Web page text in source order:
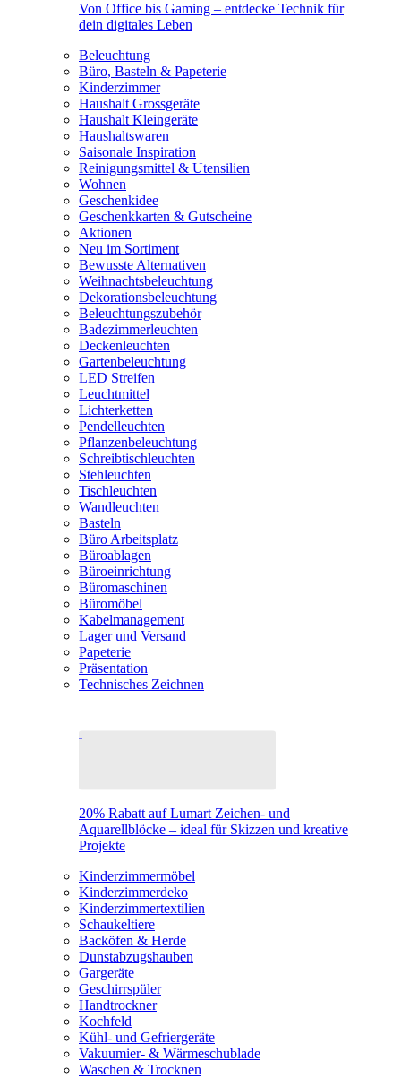
Von Office bis Gaming – entdecke Technik für
dein digitales Leben
Beleuchtung
Büro, Basteln & Papeterie
Kinderzimmer
Haushalt Grossgeräte
Haushalt Kleingeräte
Haushaltswaren
Saisonale Inspiration
Reinigungsmittel & Utensilien
Wohnen
Geschenkidee
Geschenkkarten & Gutscheine
Aktionen
Neu im Sortiment
Bewusste Alternativen
Weihnachtsbeleuchtung
Dekorationsbeleuchtung
Beleuchtungszubehör
Badezimmerleuchten
Deckenleuchten
Gartenbeleuchtung
LED Streifen
Leuchtmittel
Lichterketten
Pendelleuchten
Pflanzenbeleuchtung
Schreibtischleuchten
Stehleuchten
Tischleuchten
Wandleuchten
Basteln
Büro Arbeitsplatz
Büroablagen
Büroeinrichtung
Büromaschinen
Büromöbel
Kabelmanagement
Lager und Versand
Papeterie
Präsentation
Technisches Zeichnen
20% Rabatt auf Lumart Zeichen- und
Aquarellblöcke – ideal für Skizzen und kreative
Projekte
Kinderzimmermöbel
Kinderzimmerdeko
Kinderzimmertextilien
Schaukeltiere
Backöfen & Herde
Dunstabzugshauben
Gargeräte
Geschirrspüler
Handtrockner
Kochfeld
Kühl- und Gefriergeräte
Vakuumier- & Wärmeschublade
Waschen & Trocknen